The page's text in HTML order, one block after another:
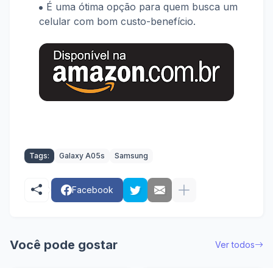
É uma ótima opção para quem busca um
celular com bom custo-benefício.
Tags: Galaxy A05s Samsung
Facebook
Você pode gostar Ver todos